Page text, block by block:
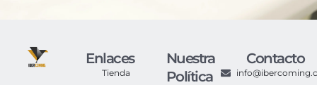
Enlaces
Tienda
Nuestra
Política
Contacto